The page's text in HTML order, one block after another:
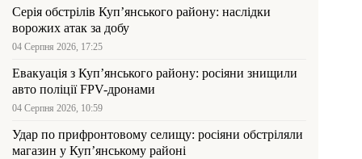
Серія обстрілів Куп’янського району: наслідки
ворожих атак за добу
04 Серпня 2026, 17:25
Евакуація з Куп’янського району: росіяни знищили
авто поліції FPV-дронами
04 Серпня 2026, 10:59
Удар по прифронтовому селищу: росіяни обстріляли
магазин у Куп’янському районі